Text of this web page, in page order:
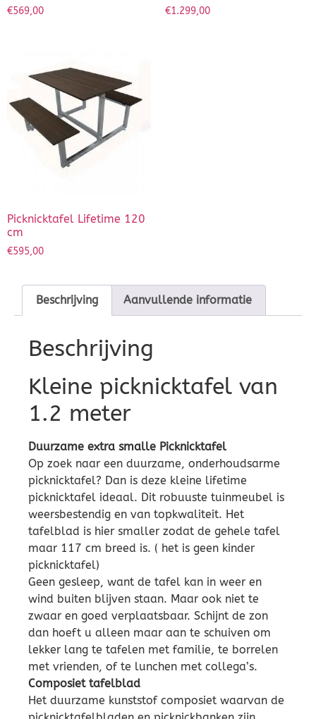
€569,00 €1.299,00
Picknicktafel Lifetime 120
cm
€595,00
Beschrijving Aanvullende informatie
Beschrijving
Kleine picknicktafel van
1.2 meter
Duurzame extra smalle Picknicktafel
Op zoek naar een duurzame, onderhoudsarme
picknicktafel? Dan is deze kleine lifetime
picknicktafel ideaal. Dit robuuste tuinmeubel is
weersbestendig en van topkwaliteit. Het
tafelblad is hier smaller zodat de gehele tafel
maar 117 cm breed is. ( het is geen kinder
picknicktafel)
Geen gesleep, want de tafel kan in weer en
wind buiten blijven staan. Maar ook niet te
zwaar en goed verplaatsbaar. Schijnt de zon
dan hoeft u alleen maar aan te schuiven om
lekker lang te tafelen met familie, te borrelen
met vrienden, of te lunchen met collega’s.
Composiet tafelblad
Het duurzame kunststof composiet waarvan de